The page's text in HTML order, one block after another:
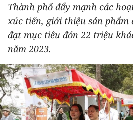
PHÁP LUẬT
DU LỊCH
THẾ GIỚI
THỂ THAO
GIÁO DỤC
Thành phố đẩy mạnh các
xúc tiến, giới thiệu sản
đạt mục tiêu đón 22 triệu
năm 2023.